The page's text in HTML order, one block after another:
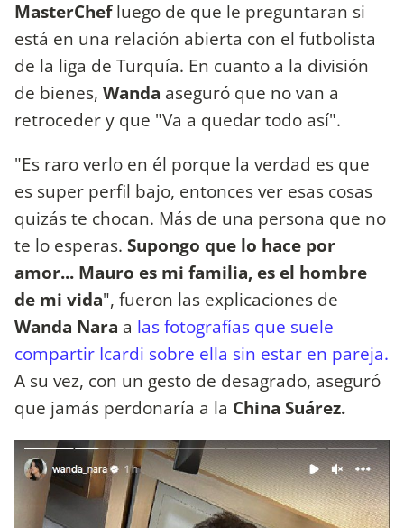
MasterChefluego de que le preguntaran si
está en una relación abierta con el futbolista
de la liga de Turquía. En cuanto a la división
de bienes, Wanda aseguró que no van a
retroceder y que "Va a quedar todo así".
"Es raro verlo en él porque la verdad es que
es super perfil bajo, entonces ver esas cosas
quizás te chocan. Más de una persona que no
te lo esperas. Supongo que lo hace por
amor... Mauro es mi familia, es el hombre
de mi vida", fueron las explicaciones de
Wanda Nara a las fotografías que suele
compartir Icardi sobre ella sin estar en pareja.
A su vez, con un gesto de desagrado, aseguró
que jamás perdonaría a la China Suárez.